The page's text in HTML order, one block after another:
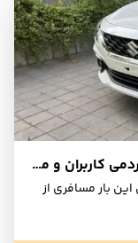
بررسی اجمالی سوزوکی بالنو و نظرات مردمی کاربران و مالکان
بار مسافری از